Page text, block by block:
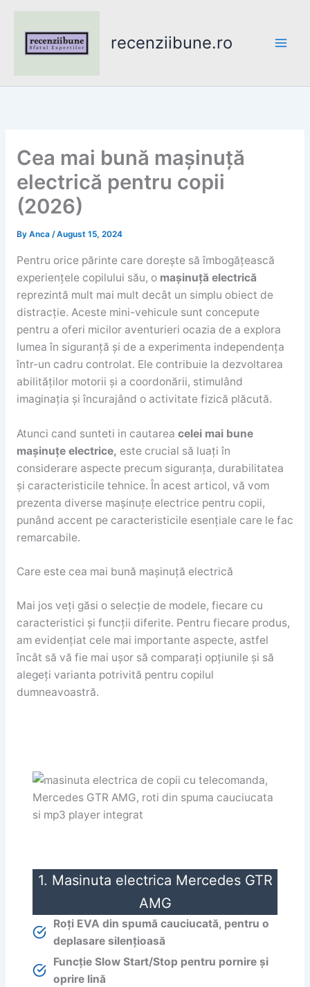
content
recenziibune.ro
Cea mai bună mașinuță
electrică pentru copii
(2026)
By Anca /August 15, 2024
Pentru orice părinte care dorește să îmbogățească
experiențele copilului său, o mașinuță electrică
reprezintă mult mai mult decât un simplu obiect de
distracție. Aceste mini-vehicule sunt concepute
pentru a oferi micilor aventurieri ocazia de a explora
lumea în siguranță și de a experimenta independența
într-un cadru controlat. Ele contribuie la dezvoltarea
abilităților motorii și a coordonării, stimulând
imaginația și încurajând o activitate fizică plăcută.
Atunci cand sunteti in cautarea celei mai bune
mașinuțe electrice, este crucial să luați în
considerare aspecte precum siguranța, durabilitatea
și caracteristicile tehnice. În acest articol, vă vom
prezenta diverse mașinuțe electrice pentru copii,
punând accent pe caracteristicile esențiale care le fac
remarcabile.
Care este cea mai bună mașinuță electrică
Mai jos veți găsi o selecție de modele, fiecare cu
caracteristici și funcții diferite. Pentru fiecare produs,
am evidențiat cele mai importante aspecte, astfel
încât să vă fie mai ușor să comparați opțiunile și să
alegeți varianta potrivită pentru copilul
dumneavoastră.
1. Masinuta electrica Mercedes GTR
AMG
Roți EVA din spumă cauciucată, pentru o
deplasare silențioasă
Funcție Slow Start/Stop pentru pornire și
oprire lină